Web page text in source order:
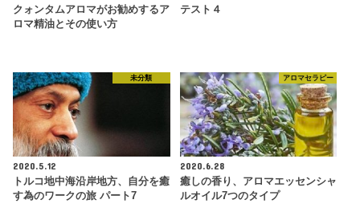
クォンタムアロマがお勧めするア
ロマ精油とその使い方
テスト４
未分類
2020.5.12
トルコ地中海沿岸地方、自分を癒
す為のワークの旅 パート7
アロマセラピー
2020.6.28
癒しの香り、アロマエッセンシャ
ルオイル7つのタイプ